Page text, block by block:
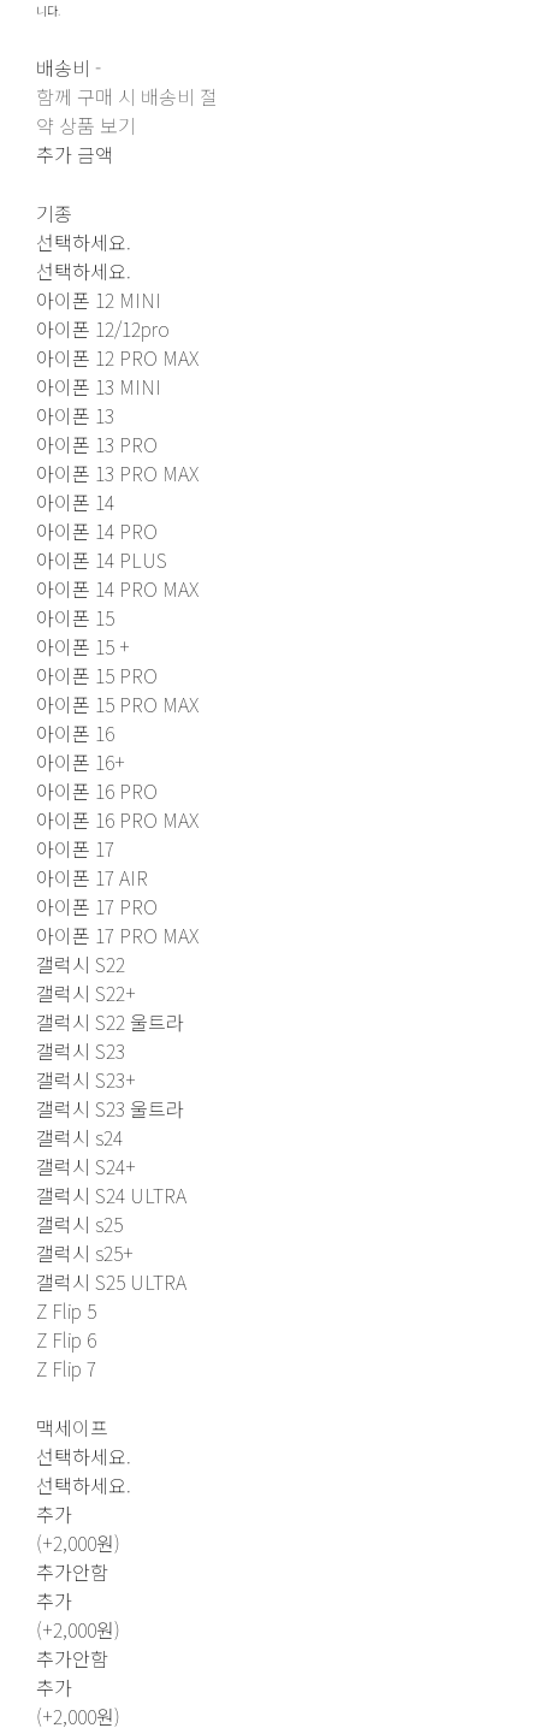
니다.
배송비 -
함께 구매 시 배송비 절
약 상품 보기
추가 금액
기종
선택하세요.
선택하세요.
아이폰 12 MINI
아이폰 12/12pro
아이폰 12 PRO MAX
아이폰 13 MINI
아이폰 13
아이폰 13 PRO
아이폰 13 PRO MAX
아이폰 14
아이폰 14 PRO
아이폰 14 PLUS
아이폰 14 PRO MAX
아이폰 15
아이폰 15 +
아이폰 15 PRO
아이폰 15 PRO MAX
아이폰 16
아이폰 16+
아이폰 16 PRO
아이폰 16 PRO MAX
아이폰 17
아이폰 17 AIR
아이폰 17 PRO
아이폰 17 PRO MAX
갤럭시 S22
갤럭시 S22+
갤럭시 S22 울트라
갤럭시 S23
갤럭시 S23+
갤럭시 S23 울트라
갤럭시 s24
갤럭시 S24+
갤럭시 S24 ULTRA
갤럭시 s25
갤럭시 s25+
갤럭시 S25 ULTRA
Z Flip 5
Z Flip 6
Z Flip 7
맥세이프
선택하세요.
선택하세요.
추가
(+2,000원)
추가안함
추가
(+2,000원)
추가안함
추가
(+2,000원)